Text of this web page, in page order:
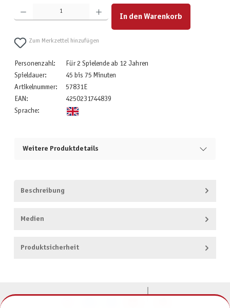
Produkt Anzahl: Gib den gewünschten Wert ein oder benutze die Schaltflächen um die Anzahl zu
In den Warenkorb
Zum Merkzettel hinzufügen
Personenzahl:
Für 2 Spielende ab 12 Jahren
Spieldauer:
45 bis 75 Minuten
Artikelnummer:
57831E
EAN:
4250231744839
Sprache:
Weitere Produktdetails
Beschreibung
Medien
Produktsicherheit